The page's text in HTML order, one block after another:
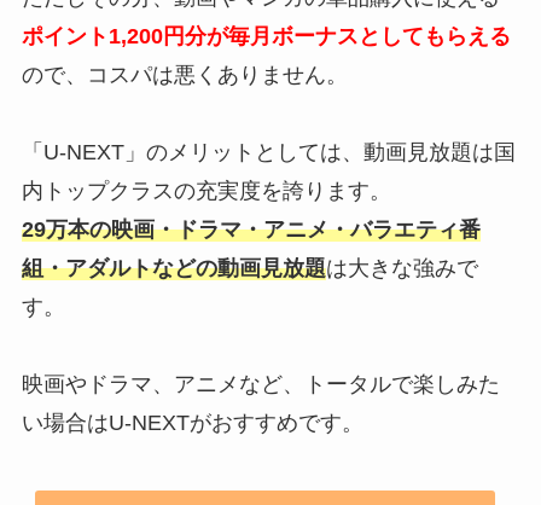
ポイント1,200円分が毎月ボーナスとしてもらえる
ので、コスパは悪くありません。
「U-NEXT」のメリットとしては、動画見放題は国
内トップクラスの充実度を誇ります。
29万本の映画・ドラマ・アニメ・バラエティ番
組・アダルトなどの動画見放題は大きな強みで
す。
映画やドラマ、アニメなど、トータルで楽しみた
い場合はU-NEXTがおすすめです。